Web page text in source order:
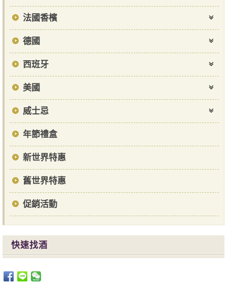
法國香檳
德國
西班牙
美國
威士忌
年節禮盒
新世界特惠
舊世界特惠
促銷活動
快速找酒